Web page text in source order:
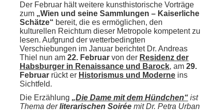
Der Februar hält weitere kunsthistorische Vorträge
zum „Wien und seine Sammlungen – Kaiserliche
Schätze“ bereit, die es ermöglichen, den
kulturellen Reichtum dieser Metropole kompetent zu
lesen. Aufgrund der wetterbedingten
Verschiebungen im Januar berichtet Dr. Andreas
Thiel nun am 22. Februar von der Residenz der
Habsburger in Renaissance und Barock, am 29.
Februar rückt er Historismus und Moderne ins
Sichtfeld.
Die Erzählung „Die Dame mit dem Hündchen“ ist
Thema derliterarischen Soirée mit Dr. Petra Urban